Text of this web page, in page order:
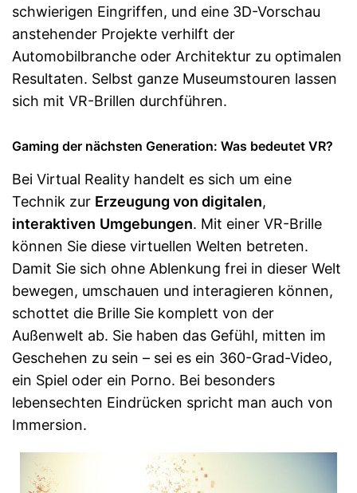
schwierigen Eingriffen, und eine 3D-Vorschau
anstehender Projekte verhilft der
Automobilbranche oder Architektur zu optimalen
Resultaten. Selbst ganze Museumstouren lassen
sich mit VR-Brillen durchführen.
Gaming der nächsten Generation: Was bedeutet VR?
Bei Virtual Reality handelt es sich um eine
Technik zur Erzeugung von digitalen,
interaktiven Umgebungen. Mit einer VR-Brille
können Sie diese virtuellen Welten betreten.
Damit Sie sich ohne Ablenkung frei in dieser Welt
bewegen, umschauen und interagieren können,
schottet die Brille Sie komplett von der
Außenwelt ab. Sie haben das Gefühl, mitten im
Geschehen zu sein – sei es ein 360-Grad-Video,
ein Spiel oder ein Porno. Bei besonders
lebensechten Eindrücken spricht man auch von
Immersion.